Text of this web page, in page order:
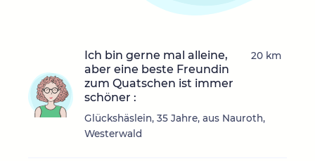
Ich bin gerne mal alleine,
aber eine beste Freundin
zum Quatschen ist immer
schöner :
Glückshäslein, 35 Jahre, aus Nauroth,
Westerwald
20 km